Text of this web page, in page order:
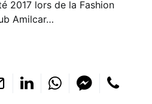
2017 lors de la Fashion
Amilcar…